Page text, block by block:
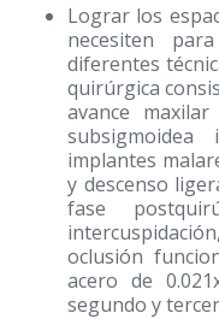
Lograr los
necesiten
diferentes
quirúrgica
avance
implantes
y descenso
fase
oclusión
acero de
segundo y